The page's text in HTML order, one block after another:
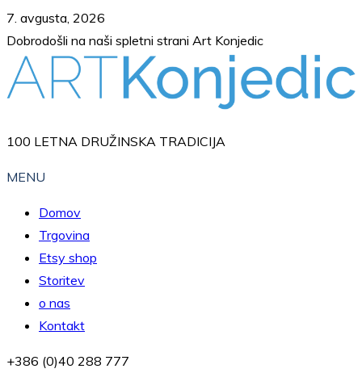
Skip
to
content
7. avgusta, 2026
Dobrodošli na naši spletni strani Art Konjedic
100 LETNA DRUŽINSKA TRADICIJA
MENU
Domov
Trgovina
Etsy shop
Storitev
o nas
Kontakt
+386 (0)40 288 777